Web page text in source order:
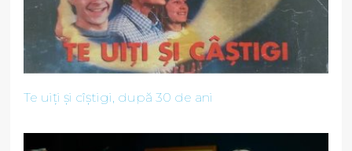
Te uiți și cîștigi, după 30 de ani